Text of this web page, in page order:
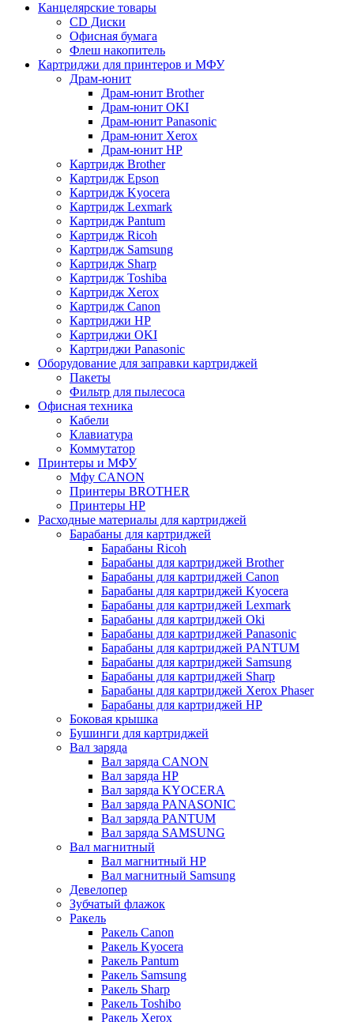
Канцелярские товары
CD Диски
Офисная бумага
Флеш накопитель
Картриджи для принтеров и МФУ
Драм-юнит
Драм-юнит Brother
Драм-юнит OKI
Драм-юнит Panasonic
Драм-юнит Xerox
Драм-юнит НР
Картридж Brother
Картридж Epson
Картридж Kyocera
Картридж Lexmark
Картридж Pantum
Картридж Ricoh
Картридж Samsung
Картридж Sharp
Картридж Toshiba
Картридж Xerox
Картридж Сanon
Картриджи HP
Картриджи OKI
Картриджи Panasonic
Оборудование для заправки картриджей
Пакеты
Фильтр для пылесоса
Офисная техника
Кабели
Клавиатура
Коммутатор
Принтеры и МФУ
Мфу CANON
Принтеры BROTHER
Принтеры HP
Расходные материалы для картриджей
Барабаны для картриджей
Барабаны Ricoh
Барабаны для картриджей Brother
Барабаны для картриджей Canon
Барабаны для картриджей Kyocera
Барабаны для картриджей Lexmark
Барабаны для картриджей Oki
Барабаны для картриджей Panasonic
Барабаны для картриджей PANTUM
Барабаны для картриджей Samsung
Барабаны для картриджей Sharp
Барабаны для картриджей Xerox Phaser
Барабаны для картриджей НР
Боковая крышка
Бушинги для картриджей
Вал заряда
Вал заряда CANON
Вал заряда HP
Вал заряда KYOCERA
Вал заряда PANASONIC
Вал заряда PANTUM
Вал заряда SAMSUNG
Вал магнитный
Вал магнитный HP
Вал магнитный Samsung
Девелопер
Зубчатый флажок
Ракель
Ракель Canon
Ракель Kyocera
Ракель Pantum
Ракель Samsung
Ракель Sharp
Ракель Toshibo
Ракель Xerox